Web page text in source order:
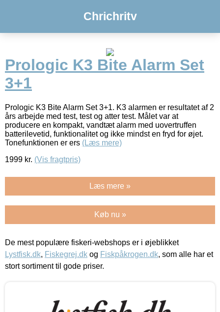
Chrichritv
Prologic K3 Bite Alarm Set
3+1
Prologic K3 Bite Alarm Set 3+1. K3 alarmen er resultatet af 2
års arbejde med test, test og atter test. Målet var at
producere en kompakt, vandtæt alarm med uovertruffen
batterilevetid, funktionalitet og ikke mindst en fryd for øjet.
Tonefunktionen er ers (Læs mere)
1999 kr. (Vis fragtpris)
Læs mere »
Køb nu »
De mest populære fiskeri-webshops er i øjeblikket
Lystfisk.dk, Fiskegrej.dk og Fiskpåkrogen.dk, som alle har et
stort sortiment til gode priser.